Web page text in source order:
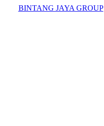
BINTANG JAYA GROUP